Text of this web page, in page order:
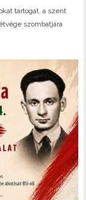
tartogat, a szent
szombatjára